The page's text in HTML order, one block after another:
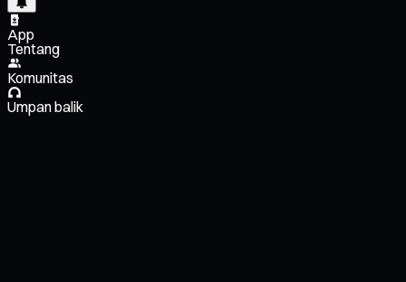
App
Tentang
Komunitas
Umpan balik